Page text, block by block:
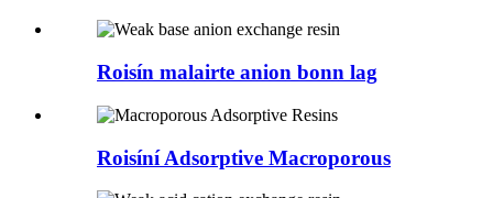
Roisín malairte anion bonn lag
Roisíní Adsorptive Macroporous